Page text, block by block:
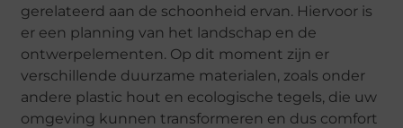
gerelateerd aan de schoonheid ervan. Hiervoor is
er een planning van het landschap en de
ontwerpelementen. Op dit moment zijn er
verschillende duurzame materialen, zoals onder
andere plastic hout en ecologische tegels, die uw
omgeving kunnen transformeren en dus comfort